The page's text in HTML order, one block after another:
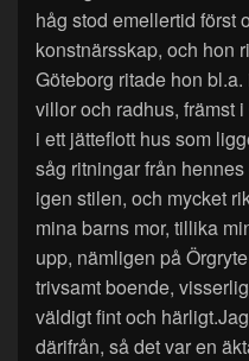
håg stod emellertid först
konstnärsskap, och hon
Göteborg ritade hon
villor och radhus, främst
i ett jätteflott hus som
såg ritningar från
igen stilen, och mycket
mina barns mor, tillika
upp, nämligen på
trivsamt boende,
väldigt fint och
därifrån, så det var en